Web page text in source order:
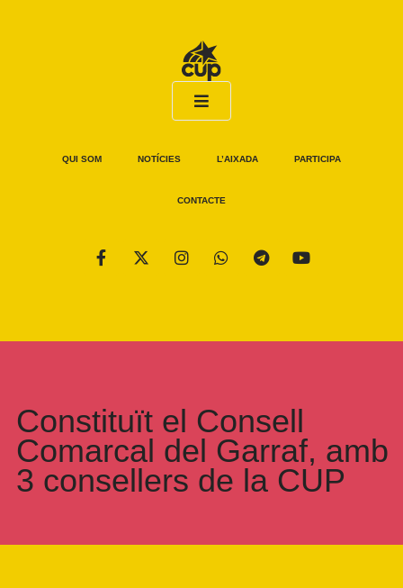
QUI SOM NOTÍCIES L’AIXADA PARTICIPA
CONTACTE
Constituït el Consell
Comarcal del Garraf, amb
3 consellers de la CUP